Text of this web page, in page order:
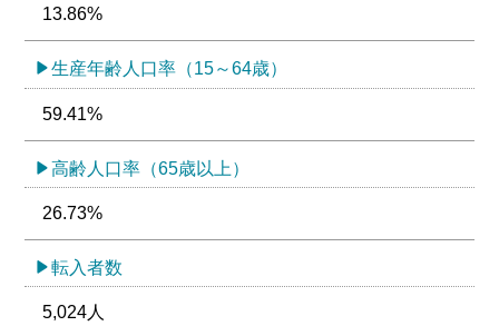
13.86%
生産年齢人口率（15～64歳）
59.41%
高齢人口率（65歳以上）
26.73%
転入者数
5,024人